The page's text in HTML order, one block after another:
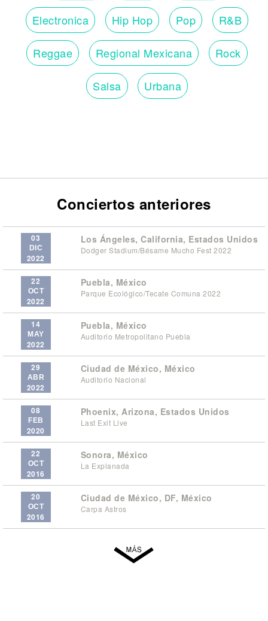
Electronica Hip Hop Pop R&B
Reggae Regional Mexicana Rock
Salsa Urbana
Conciertos anteriores
03
DIC
2022
Los Ángeles, California, Estados Unidos
Dodger Stadium/Bésame Mucho Fest 2022
22
OCT
2022
Puebla, México
Parque Ecológico/Tecate Comuna 2022
14
MAY
2022
Puebla, México
Auditorio Metropolitano Puebla
29
ABR
2022
Ciudad de México, México
Auditorio Nacional
08
FEB
2020
Phoenix, Arizona, Estados Unidos
Last Exit Live
22
OCT
2016
Sonora, México
La Explanada
20
OCT
2016
Ciudad de México, DF, México
Carpa Astros